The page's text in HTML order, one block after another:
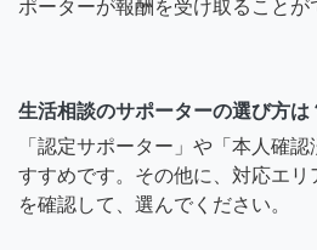
ポーターが報酬を受け取ることが
生活相談のサポーターの選び方は
「認定サポーター」や「本人確
すすめです。その他に、対応エ
を確認して、選んでください。